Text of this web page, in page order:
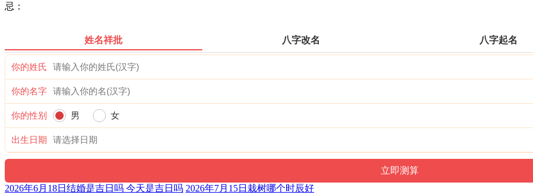
忌：
姓名祥批 八字改名 八字起名
你的姓氏
你的名字
你的性别 男 女
出生日期
2026年6月18日结婚是吉日吗 今天是吉日吗 2026年7月15日栽树哪个时辰好